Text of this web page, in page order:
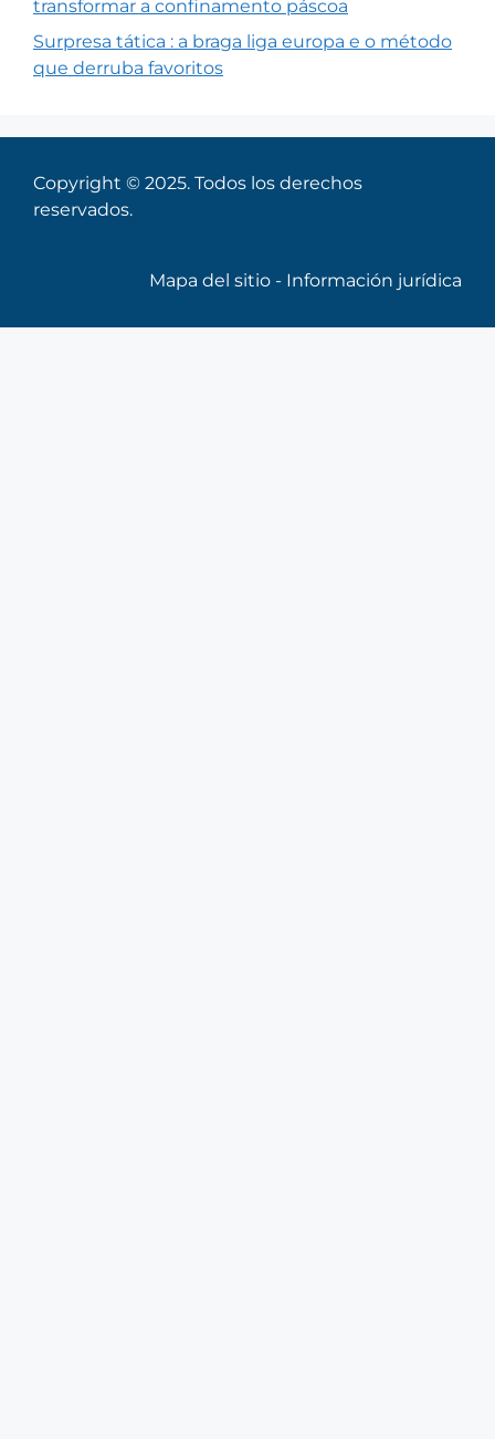
transformar a confinamento páscoa
Surpresa tática : a braga liga europa e o método
que derruba favoritos
Copyright © 2025. Todos los derechos
reservados.
Mapa del sitio - Información jurídica